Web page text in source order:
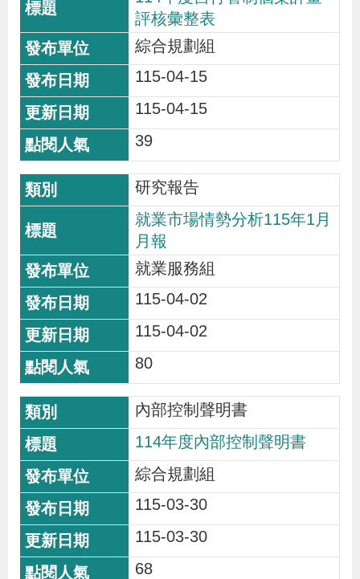
評核彙整表
綜合規劃組
115-04-15
115-04-15
39
研究報告
就業市場情勢分析115年1月
月報
就業服務組
115-04-02
115-04-02
80
內部控制聲明書
114年度內部控制聲明書
綜合規劃組
115-03-30
115-03-30
68